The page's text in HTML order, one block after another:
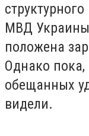
МВД
положена
Однако пока,
обещанных
видели.